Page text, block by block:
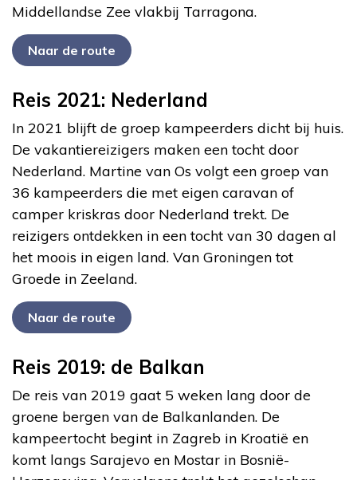
Middellandse Zee vlakbij Tarragona.
Naar de route
Reis 2021: Nederland
In 2021 blijft de groep kampeerders dicht bij huis.
De vakantiereizigers maken een tocht door
Nederland. Martine van Os volgt een groep van
36 kampeerders die met eigen caravan of
camper kriskras door Nederland trekt. De
reizigers ontdekken in een tocht van 30 dagen al
het moois in eigen land. Van Groningen tot
Groede in Zeeland.
Naar de route
Reis 2019: de Balkan
De reis van 2019 gaat 5 weken lang door de
groene bergen van de Balkanlanden. De
kampeertocht begint in Zagreb in Kroatië en
komt langs Sarajevo en Mostar in Bosnië-